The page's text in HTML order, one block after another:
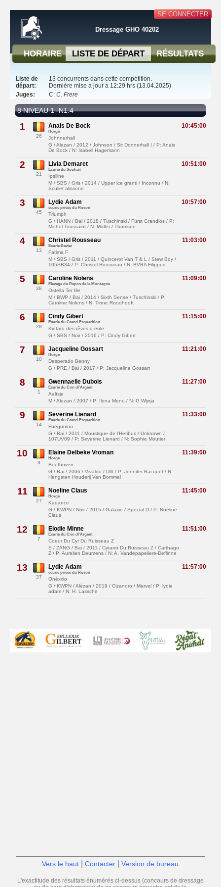
SE CONNECTER
Dressage GHO 40202
HORAIRE LISTE DE DÉPART RÉSULTATS
Liste de
départ:
13 concurrents dans cette compétition.
Dernière mise à jour à 12:29 hrs (13.04.2025)
Juges:
C: C. Frere
8 NIVEAU 1 -N1.4
1
26
10:45:00
Anais De Bock
Horge
Johnnerhall
G / Alezan / 2012 / Johnson / Sir Donnerhall I / P: Anais
De Bock / N: Isabell Hagemann
2
21
10:51:00
Livia Demaret
Ecurie du Souhait
Ipsiline
M / SBS / Gris / 2014 / Upper ice granti / Inconnu / N:
Sculier alissone
3
45
10:57:00
Lydie Adam
écurie privée du Rosoir
Triumph
G / HANN / Bai / 2018 / Tuschinski / Fürst Grandios / P:
Michel Toussaint / N: Möller / Thomsen
4
13
11:03:00
Christel Rousseau
Ecurie Bavier
Fatima F
M / SBS / Gris / 2011 / Quincerot Van T & L / Stew Boy /
105SB34 / P: Christel Rousseau / N: BVBA Filippus
5
38
11:09:00
Caroline Nolens
Elevage du Repos de la Montagne
Ostella Ter Ille
M / BWP / Bai / 2014 / Sixth Sense / Tuschinski / P:
Caroline Nolens / N: Tinne Roodhooft
6
28
11:15:00
Cindy Gibert
Ecurie du Grand Esquerbion
Kintaro des rêves d eole
G / SBS / Noir / 2016 / P: Cindy Gibert
7
10
11:21:00
Jacqueline Gossart
Horge
Desperado Benny
G / PRE / Bai / 2017 / P: Jacqueline Gossart
8
1
11:27:00
Gwennaelle Dubois
Ecurie du Crin d\'Argent
Aaltsje
M / Alezan / 2007 / P: Ilona Menu / N: G Wijnja
9
14
11:33:00
Severine Lienard
Ecurie du Grand Esquerbion
Fuegonino
G / Bai / 2011 / Moustique de l'Heribus / Unknown /
107UV09 / P: Severine Lienard / N: Sophie Moutier
10
3
11:39:00
Elaine Delbeke Vroman
Horge
Beethoven
G / Bai / 2006 / Vivaldo / Ulft / P: Jennifer Bacquet / N:
Hengsten Houderij Van Bommel
11
27
11:45:00
Noeline Claus
Horge
Kadance
G / KWPN / Noir / 2015 / Galaxie / Special D / P: Noéline
Claus
12
7
11:51:00
Elodie Minne
Ecurie du Crin d\'Argent
Coeur Du Cyr Du Ruisseau Z
S / ZANG / Bai / 2011 / Cyrano Du Ruisseau Z / Carthago
Z / P: Aurelien Deumens / N: A. Vandepapeliere-Deflinne
13
37
11:57:00
Lydie Adam
écurie privée du Rosoir
Onèxxio
G / KWPN / Alézan / 2019 / Cizandro / Marvel / P: lydie
adam / N: H. Lassche
Vers le haut |Contacter |Version de bureau
L'exactitude des résultats énumérés ci-dessus (concours de dressage